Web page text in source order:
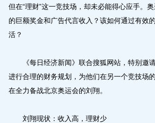
但在“理财”这一竞技场，却未必能得心应手。
的巨额奖金和广告代言收入？该如何通过有效
活？
《每日经济新闻》联合搜狐网站，特别邀请
进行合理的财务规划，为他们在另一个竞技场
在全力备战北京奥运会的刘翔。
刘翔现状：收入高，理财少